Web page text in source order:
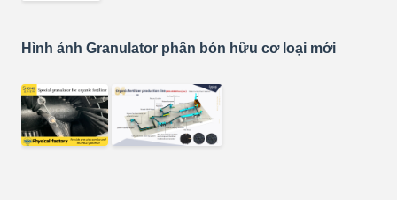
Hình ảnh Granulator phân bón hữu cơ loại mới